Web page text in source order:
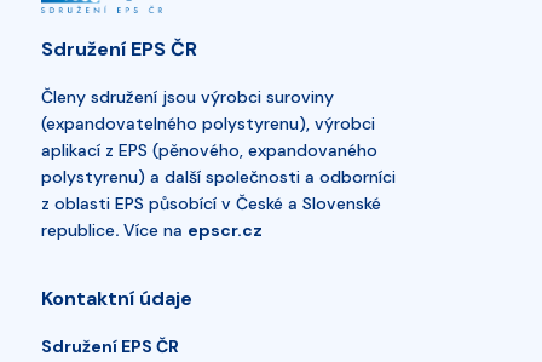
Sdružení EPS ČR
Členy sdružení jsou výrobci suroviny
(expandovatelného polystyrenu), výrobci
aplikací z EPS (pěnového, expandovaného
polystyrenu) a další společnosti a odborníci
z oblasti EPS působící v České a Slovenské
republice. Více na epscr.cz
Kontaktní údaje
Sdružení EPS ČR